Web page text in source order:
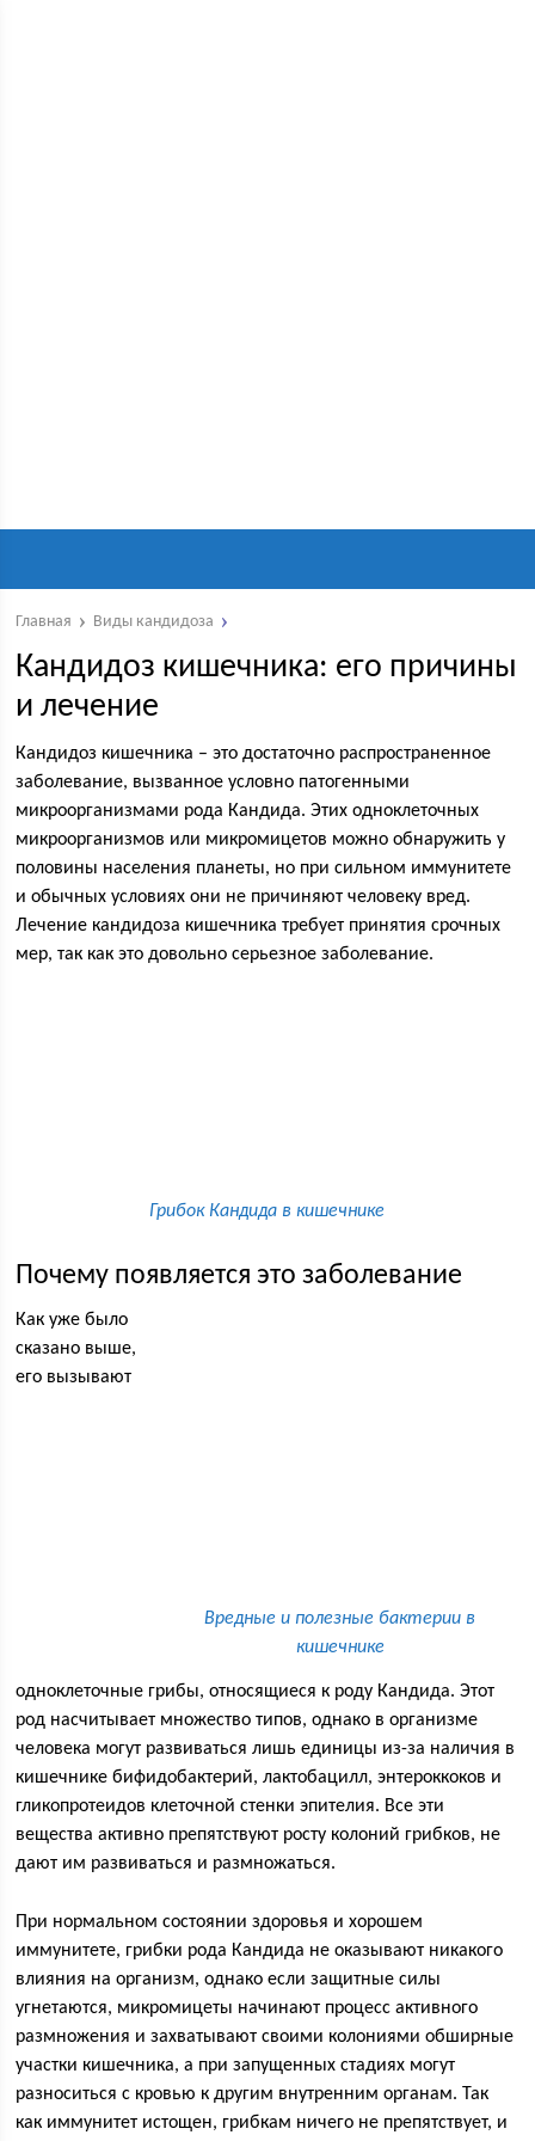
Главная Виды кандидоза
Кандидоз кишечника: его причины
и лечение
Кандидоз кишечника – это достаточно распространенное
заболевание, вызванное условно патогенными
микроорганизмами рода Кандида. Этих одноклеточных
микроорганизмов или микромицетов можно обнаружить у
половины населения планеты, но при сильном иммунитете
и обычных условиях они не причиняют человеку вред.
Лечение кандидоза кишечника требует принятия срочных
мер, так как это довольно серьезное заболевание.
Грибок Кандида в кишечнике
Почему появляется это заболевание
Вредные и полезные бактерии в
кишечнике
Как уже было
сказано выше,
его вызывают
одноклеточные грибы, относящиеся к роду Кандида. Этот
род насчитывает множество типов, однако в организме
человека могут развиваться лишь единицы из-за наличия в
кишечнике бифидобактерий, лактобацилл, энтероккоков и
гликопротеидов клеточной стенки эпителия. Все эти
вещества активно препятствуют росту колоний грибков, не
дают им развиваться и размножаться.
При нормальном состоянии здоровья и хорошем
иммунитете, грибки рода Кандида не оказывают никакого
влияния на организм, однако если защитные силы
угнетаются, микромицеты начинают процесс активного
размножения и захватывают своими колониями обширные
участки кишечника, а при запущенных стадиях могут
разноситься с кровью к другим внутренним органам. Так
как иммунитет истощен, грибкам ничего не препятствует, и